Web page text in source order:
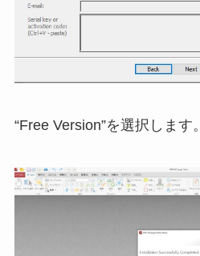
“Free Version”を選択します。